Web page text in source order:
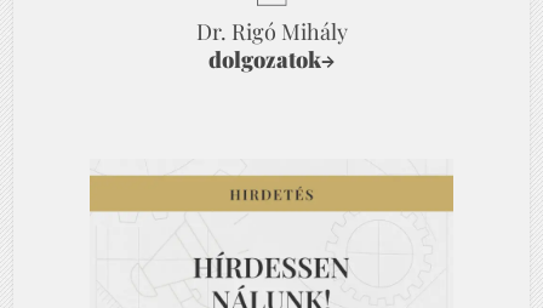
Dr. Rigó Mihály
dolgozatok→